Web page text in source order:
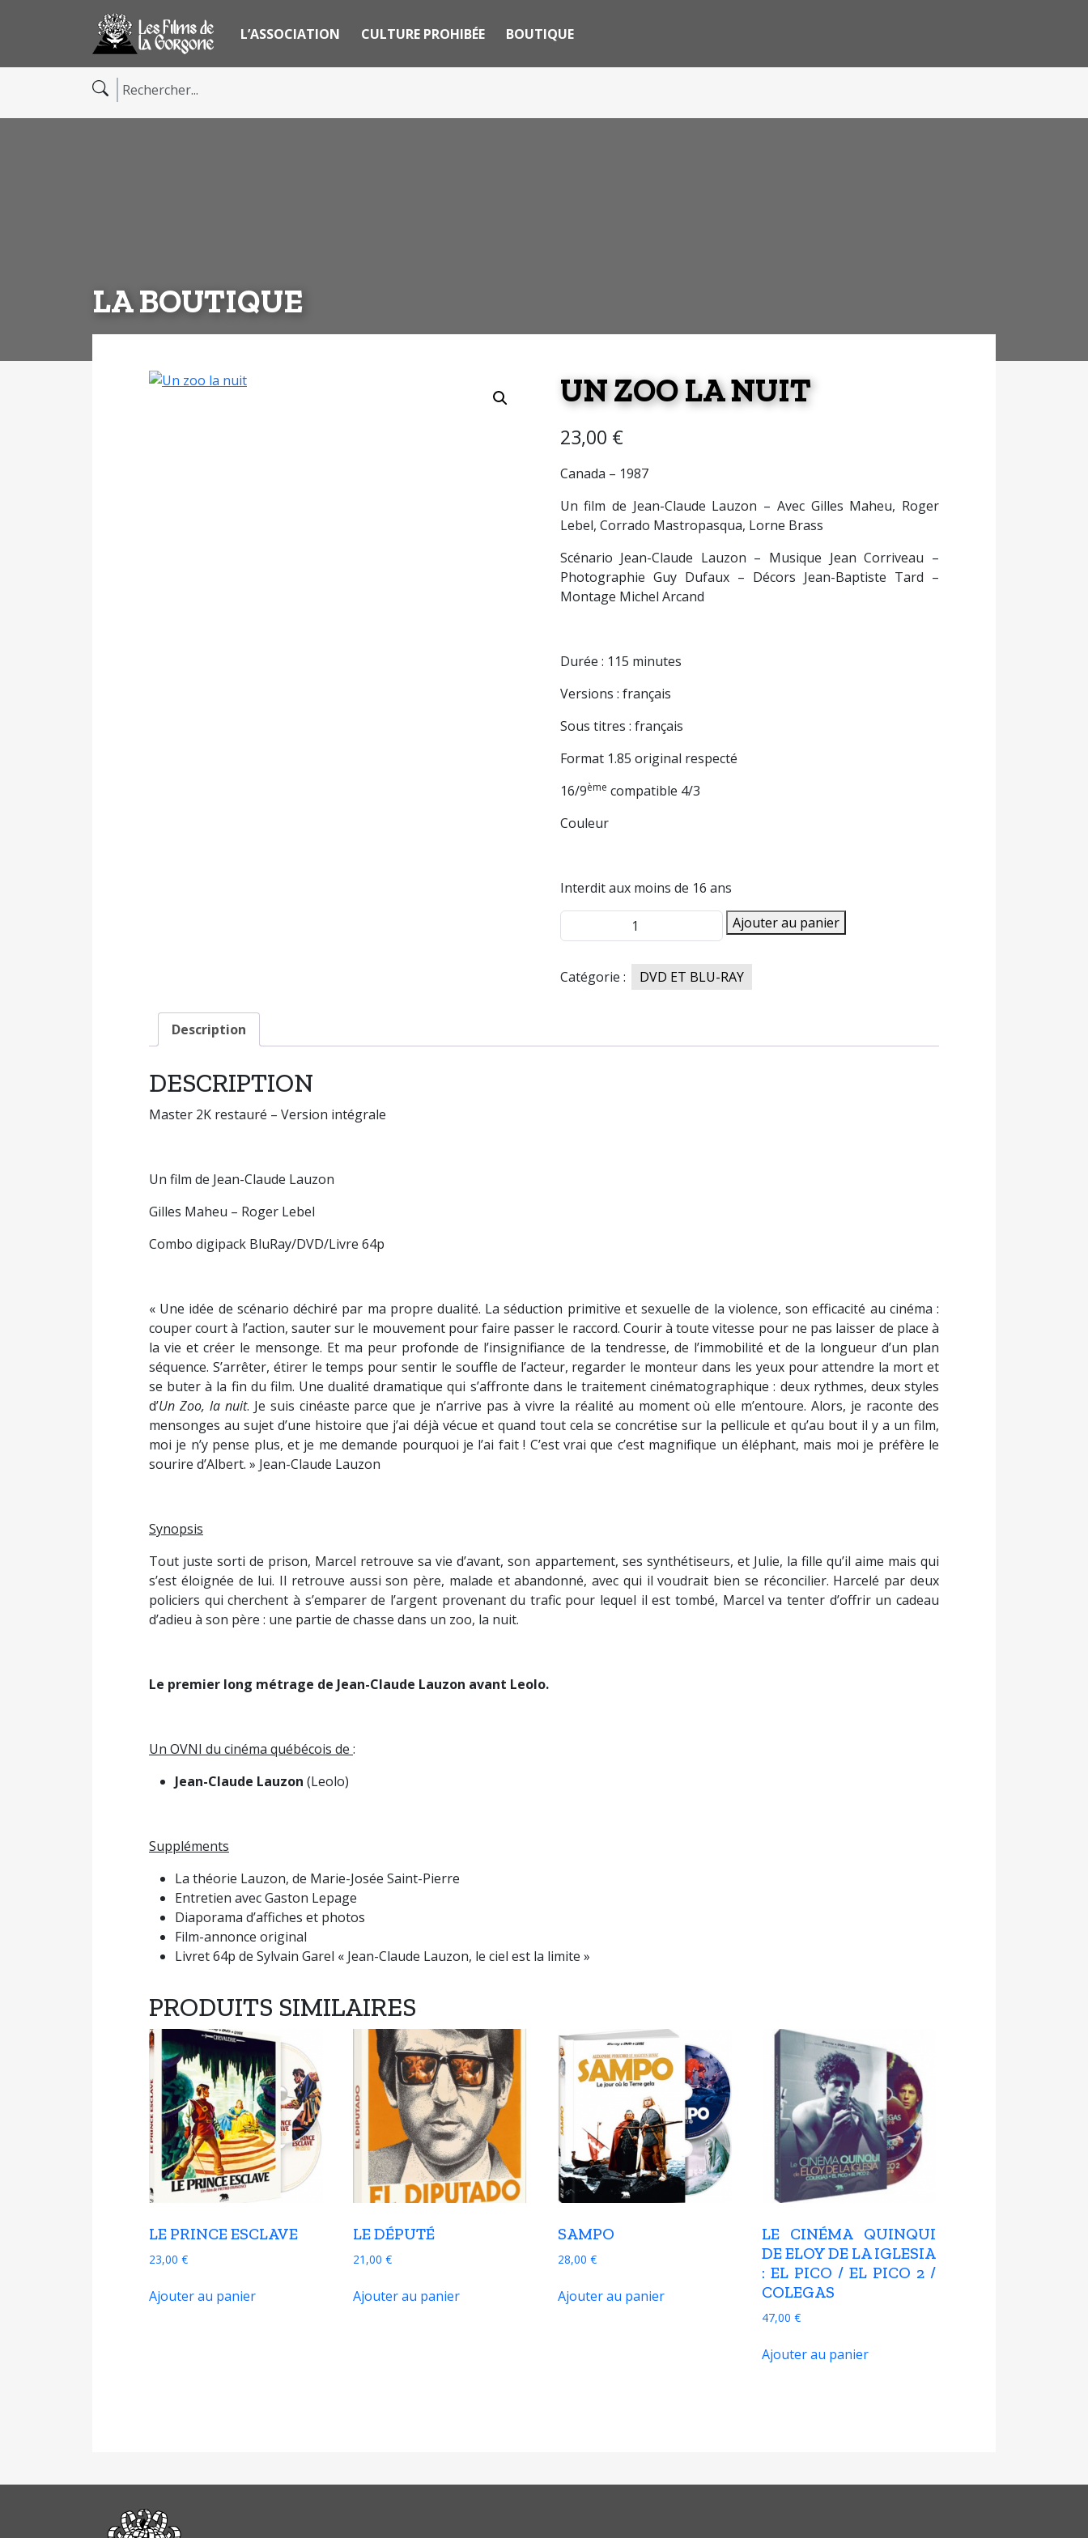
L’ASSOCIATION CULTURE PROHIBÉE BOUTIQUE
LA BOUTIQUE
UN ZOO LA NUIT
23,00 €
Canada – 1987
Un film de Jean-Claude Lauzon – Avec Gilles Maheu, Roger
Lebel, Corrado Mastropasqua, Lorne Brass
Scénario Jean-Claude Lauzon – Musique Jean Corriveau –
Photographie Guy Dufaux – Décors Jean-Baptiste Tard –
Montage Michel Arcand
Durée : 115 minutes
Versions : français
Sous titres : français
Format 1.85 original respecté
16/9ème compatible 4/3
Couleur
Interdit aux moins de 16 ans
de
zoo
Ajouter au panier
Catégorie : DVD ET BLU-RAY
Description
DESCRIPTION
Master 2K restauré – Version intégrale
Un film de Jean-Claude Lauzon
Gilles Maheu – Roger Lebel
Combo digipack BluRay/DVD/Livre 64p
« Une idée de scénario déchiré par ma propre dualité. La séduction primitive et sexuelle de la violence, son efficacité au cinéma :
couper court à l’action, sauter sur le mouvement pour faire passer le raccord. Courir à toute vitesse pour ne pas laisser de place à
la vie et créer le mensonge. Et ma peur profonde de l’insignifiance de la tendresse, de l’immobilité et de la longueur d’un plan
séquence. S’arrêter, étirer le temps pour sentir le souffle de l’acteur, regarder le monteur dans les yeux pour attendre la mort et
se buter à la fin du film. Une dualité dramatique qui s’affronte dans le traitement cinématographique : deux rythmes, deux styles
d’Un Zoo, la nuit. Je suis cinéaste parce que je n’arrive pas à vivre la réalité au moment où elle m’entoure. Alors, je raconte des
mensonges au sujet d’une histoire que j’ai déjà vécue et quand tout cela se concrétise sur la pellicule et qu’au bout il y a un film,
moi je n’y pense plus, et je me demande pourquoi je l’ai fait ! C’est vrai que c’est magnifique un éléphant, mais moi je préfère le
sourire d’Albert. » Jean-Claude Lauzon
Synopsis
Tout juste sorti de prison, Marcel retrouve sa vie d’avant, son appartement, ses synthétiseurs, et Julie, la fille qu’il aime mais qui
s’est éloignée de lui. Il retrouve aussi son père, malade et abandonné, avec qui il voudrait bien se réconcilier. Harcelé par deux
policiers qui cherchent à s’emparer de l’argent provenant du trafic pour lequel il est tombé, Marcel va tenter d’offrir un cadeau
d’adieu à son père : une partie de chasse dans un zoo, la nuit.
Le premier long métrage de Jean-Claude Lauzon avant Leolo.
Un OVNI du cinéma québécois de :
Jean-Claude Lauzon (Leolo)
Suppléments
La théorie Lauzon, de Marie-Josée Saint-Pierre
Entretien avec Gaston Lepage
Diaporama d’affiches et photos
Film-annonce original
Livret 64p de Sylvain Garel « Jean-Claude Lauzon, le ciel est la limite »
PRODUITS SIMILAIRES
LE PRINCE ESCLAVE
23,00 €
Ajouter au panier
LE DÉPUTÉ
21,00€
Ajouter au panier
SAMPO
28,00 €
Ajouter au panier
LE CINÉMA QUINQUI
DE ELOY DE LA IGLESIA
: EL PICO / EL PICO 2 /
COLEGAS
47,00 €
Ajouter au panier